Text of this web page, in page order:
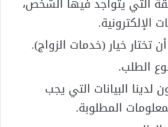
الإلكترونية.
تختار خيار (خدمات الزواج).
الطلب.
البيانات التي يجب
المطلوبة.